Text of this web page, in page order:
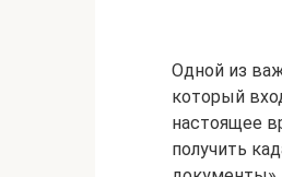
Одной из
который
настоящее
получить